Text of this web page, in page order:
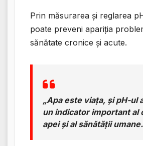
Prin măsurarea și reglarea
poate preveni apariția
sănătate cronice și acute.
„Apa este viața, și pH-ul
un indicator important al
apei și al sănătății